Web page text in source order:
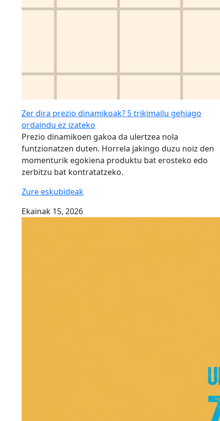
Zer dira prezio dinamikoak? 5 trikimailu gehiago
ordaindu ez izateko
Prezio dinamikoen gakoa da ulertzea nola
funtzionatzen duten. Horrela jakingo duzu noiz den
momenturik egokiena produktu bat erosteko edo
zerbitzu bat kontratatzeko.
Zure eskubideak
Ekainak 15, 2026